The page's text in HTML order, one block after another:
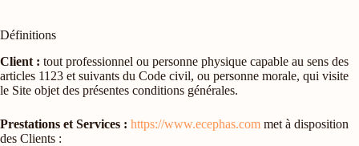
Définitions
Client : tout professionnel ou personne physique capable au sens des
articles 1123 et suivants du Code civil, ou personne morale, qui visite
le Site objet des présentes conditions générales.
Prestations et Services : https://www.ecephas.com met à disposition
des Clients :